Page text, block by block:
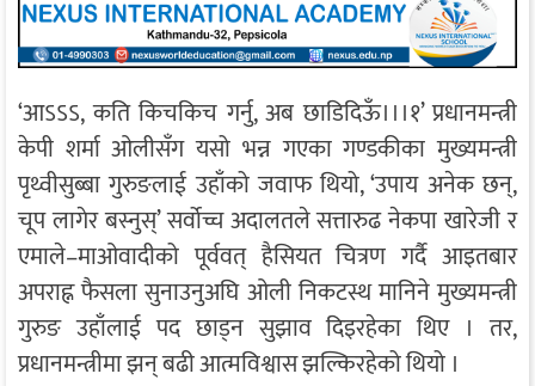
‘आऽऽऽ, कति किचकिच गर्नु, अब छाडिदिऊँ।।।१’ प्रधानमन्त्री
केपी शर्मा ओलीसँग यसो भन्न गएका गण्डकीका मुख्यमन्त्री
पृथ्वीसुब्बा गुरुङलाई उहाँको जवाफ थियो, ‘उपाय अनेक छन्,
चूप लागेर बस्नुस्’ सर्वोच्च अदालतले सत्तारुढ नेकपा खारेजी र
एमाले–माओवादीको पूर्ववत् हैसियत चित्रण गर्दै आइतबार
अपराह्न फैसला सुनाउनुअघि ओली निकटस्थ मानिने मुख्यमन्त्री
गुरुङ उहाँलाई पद छाड्न सुझाव दिइरहेका थिए । तर,
प्रधानमन्त्रीमा झन् बढी आत्मविश्वास झल्किरहेको थियो ।